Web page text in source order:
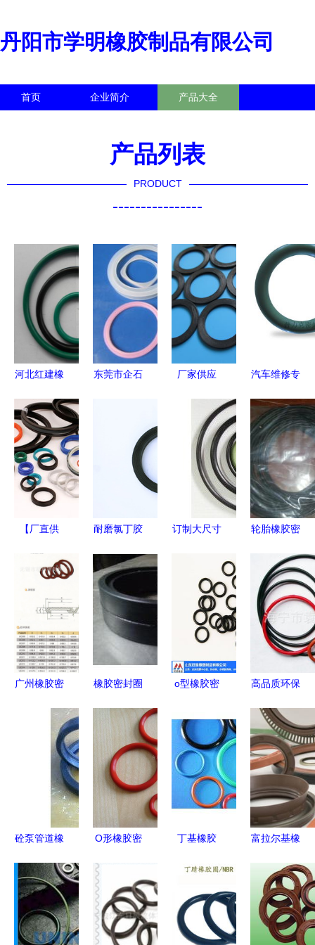
丹阳市学明橡胶制品有限公司
首页 企业简介 产品大全
产品列表
PRODUCT
----------------
河北红建橡
圈定制与批
发，高清细
节图全解析
东莞市企石
橡胶制品领
域，橡胶密
封圈产品列
厂家供应
密封圈与硅
橡胶制品的
全方位选择
指南
汽车维修专
秘耐油丁晴
氟胶橡胶密
封圈的卓越
性能与高清
细节
【厂直供
氟橡胶O型
密封圈 耐
高温、耐腐
蚀、耐磨
损，规格齐
全，匠心质
耐磨氯丁胶
业密封的可
靠之选
订制大尺寸
案 - NBR丁
晴橡胶密封
件的定制优
轮胎橡胶密
批发与厂家
选择全解析
广州橡胶密
密封件生产
厂家优选无
锡市明珠密
封件厂
橡胶密封圈
小零件与大
作用
o型橡胶密
南 旺星橡
塑为您提供
定制化解决
方案
高品质环保
封圈全方位
解析 O
型/NBR产
品价格、厂
家与选购指
南
砼泵管道橡
结构与性能
解析与应用
指南
O形橡胶密
密封的完美
解决方案
丁基橡胶
圈的应用与
优势分析
富拉尔基橡
密封技术，
服务大国重
器